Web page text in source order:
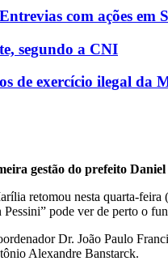
com ações em
segundo a CNI
de exercício ilegal da
gestão do prefeito Daniel
retomou nesta quarta-
pode ver de perto o
Dr. João Paulo
Alexandre Banstarck.